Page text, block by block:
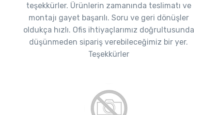
teşekkürler. Ürünlerin zamanında teslimatı ve
montajı gayet başarılı. Soru ve geri dönüşler
oldukça hızlı. Ofis ihtiyaçlarımız doğrultusunda
düşünmeden sipariş verebileceğimiz bir yer.
Teşekkürler